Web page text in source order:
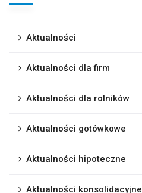
Aktualności
Aktualności dla firm
Aktualności dla rolników
Aktualności gotówkowe
Aktualności hipoteczne
Aktualności konsolidacyjne